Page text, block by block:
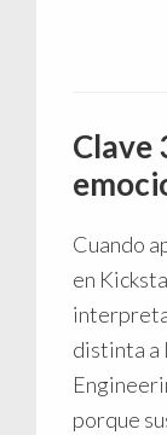
Clave
Cuando
en
distinta a
porque